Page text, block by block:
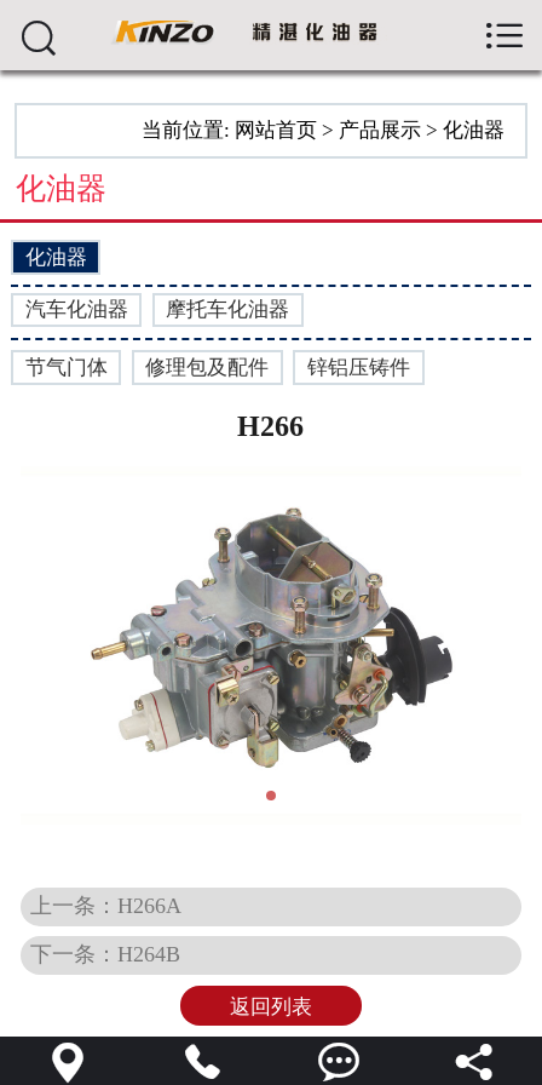

产品展示
新闻资讯
生产车间
留言反馈


当前位置: 网站首页 > 产品展示 >化油器
化油器
化油器
汽车化油器 摩托车化油器
节气门体 修理包及配件 锌铝压铸件
H266
上一条：H266A
下一条：H264B
返回列表
   